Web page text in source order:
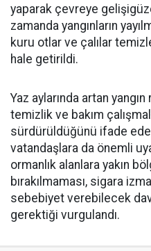
yaparak çevreye
zamanda yangınların
kuru otlar ve çalılar
hale getirildi.
Yaz aylarında artan
temizlik ve bakım
sürdürüldüğünü ifade
vatandaşlara da önemli
ormanlık alanlara yakın
bırakılmaması, sigara
sebebiyet verebilecek
gerektiği vurgulandı.